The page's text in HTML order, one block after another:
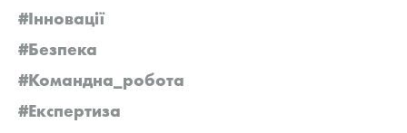
#Інновації
#Безпека
#Командна_робота
#Експертиза